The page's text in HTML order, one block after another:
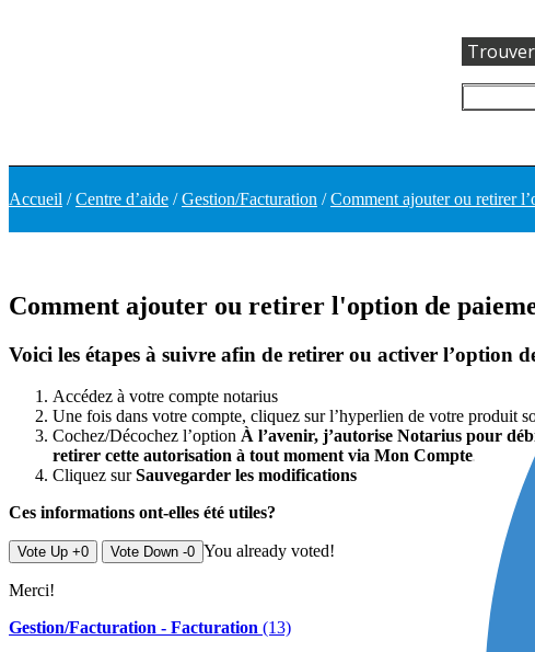
Accueil /Centre d’aide /Gestion/Facturation /Comment ajouter ou retirer
Comment ajouter ou retirer l'option de
Voici les étapes à suivre afin de retirer ou activer l’option
Accédez à votre compte notarius
Une fois dans votre compte, cliquez sur l’hyperlien de votre produit
Cochez/Décochez l’option À l’avenir, j’autorise Notarius pour
retirer cette autorisation à tout moment via Mon Compte
Cliquez surSauvegarder les modifications
Ces informations ont-elles été utiles?
Vote Up +0 Vote Down -0 You already voted!
Merci!
Gestion/Facturation - Facturation (13)